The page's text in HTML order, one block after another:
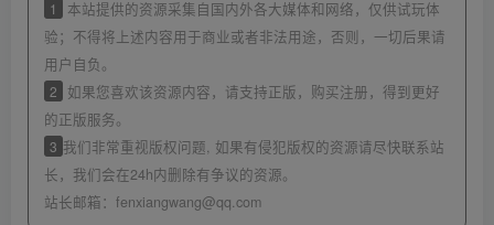
1
本站提供的资源采集自国内外各大媒体和网络，仅供试玩体
验；不得将上述内容用于商业或者非法用途，否则，一切后果请
用户自负。
2
如果您喜欢该资源内容，请支持正版，购买注册，得到更好
的正版服务。
3 我们非常重视版权问题, 如果有侵犯版权的资源请尽快联系站
长，我们会在24h内删除有争议的资源。
站长邮箱： fenxiangwang@qq.com